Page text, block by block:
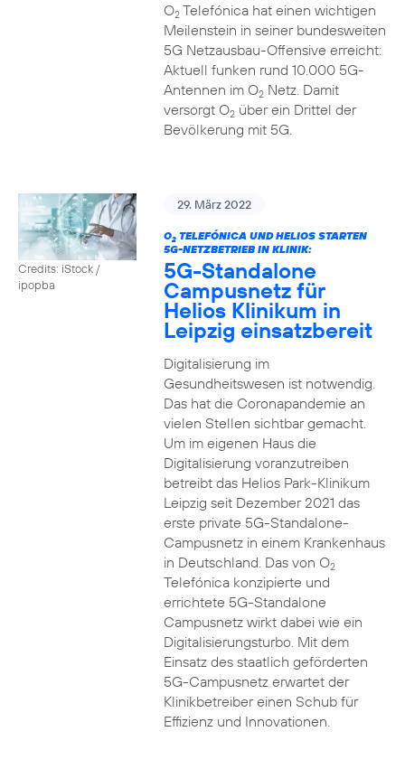
O2Telefónica hat einen wichtigen
Meilenstein in seiner bundesweiten
5G Netzausbau-Offensive erreicht:
Aktuell funken rund 10.000 5G-
Antennen im O2Netz. Damit
versorgt O2über ein Drittel der
Bevölkerung mit 5G.
Credits: iStock /
ipopba
29. März 2022
O2TELEFÓNICA UND HELIOS STARTEN
5G-NETZBETRIEB IN KLINIK:
5G-Standalone
Campusnetz für
Helios Klinikum in
Leipzig einsatzbereit
Digitalisierung im
Gesundheitswesen ist notwendig.
Das hat die Coronapandemie an
vielen Stellen sichtbar gemacht.
Um im eigenen Haus die
Digitalisierung voranzutreiben
betreibt das Helios Park-Klinikum
Leipzig seit Dezember 2021 das
erste private 5G-Standalone-
Campusnetz in einem Krankenhaus
in Deutschland. Das von O2
Telefónica konzipierte und
errichtete 5G-Standalone
Campusnetz wirkt dabei wie ein
Digitalisierungsturbo. Mit dem
Einsatz des staatlich geförderten
5G-Campusnetz erwartet der
Klinikbetreiber einen Schub für
Effizienz und Innovationen.